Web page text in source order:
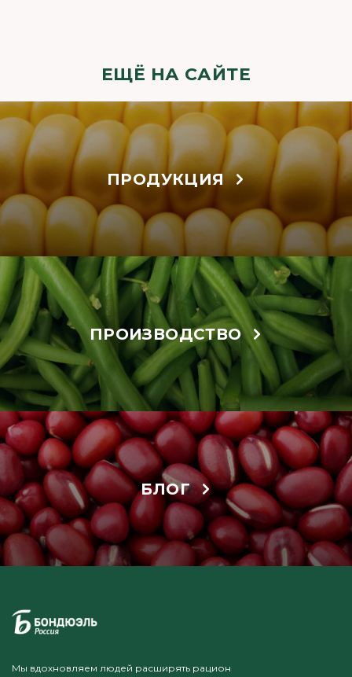
ЕЩЁ НА САЙТЕ
ПРОДУКЦИЯ
ПРОИЗВОДСТВО
БЛОГ
Мы вдохновляем людей расширять рацион